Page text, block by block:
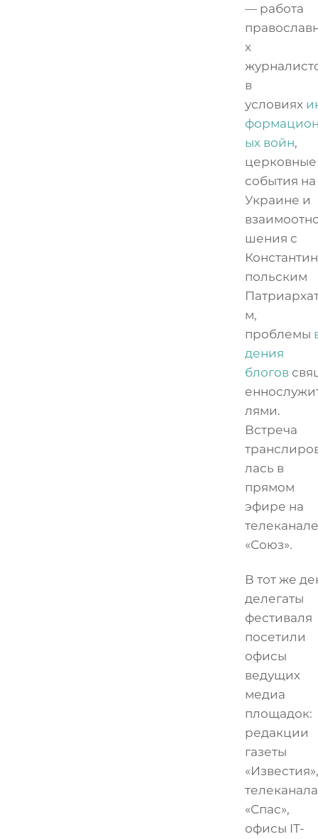
— работа
х
в
условиях
ых войн,
церковные
события на
Украине и
шения с
польским
м,
проблемы
дения
блогов
лями.
Встреча
лась в
прямом
эфире на
телеканале
«Союз».
В тот же
делегаты
фестиваля
посетили
офисы
ведущих
медиа
площадок:
редакции
газеты
«Известия»,
телеканала
«Спас»,
офисы IT-